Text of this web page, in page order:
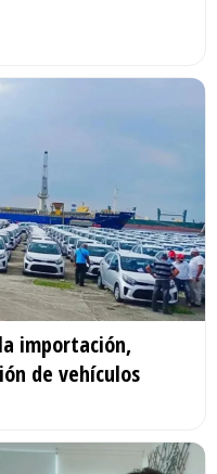
importación,
de vehículos